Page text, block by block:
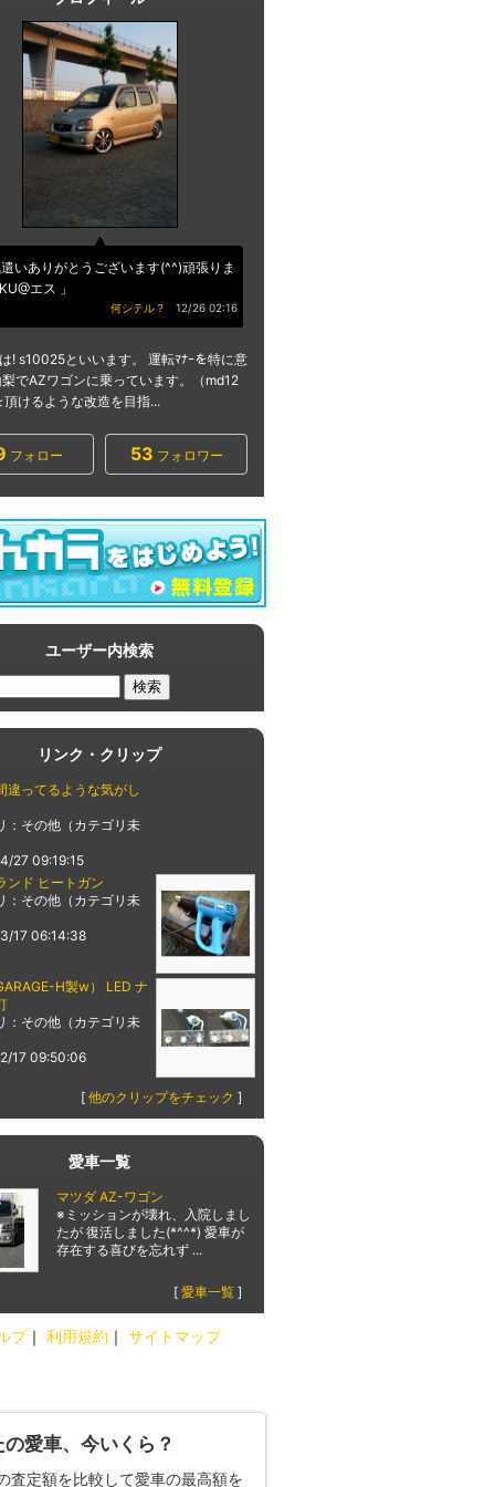
いありがとうございます(^^)頑張りま
エス 」
何シテル？ 12/26 02:16
! s10025といいます。 運転ﾏﾅｰを特に意
でAZワゴンに乗っています。（md12
頂けるような改造を目指...
フォロー 53 フォロワー
ユーザー内検索
リンク・クリップ
違ってるような気がし
：その他（カテゴリ未
27 09:19:15
ンド ヒートガン
：その他（カテゴリ未
17 06:14:38
H製w） LED ナ
：その他（カテゴリ未
17 09:50:06
[ 他のクリップをチェック ]
愛車一覧
マツダ AZ-ワゴン
※ミッションが壊れ、入院しまし
たが 復活しました(*^^*) 愛車が
存在する喜びを忘れず ...
[ 愛車一覧 ]
プ｜ 利用規約 ｜ サイトマップ
愛車、今いくら？
査定額を比較して愛車の最高額を